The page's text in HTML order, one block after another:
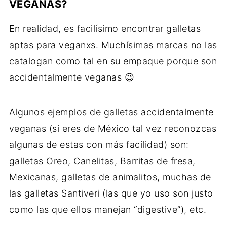
VEGANAS?
En realidad, es facilísimo encontrar galletas
aptas para veganxs. Muchísimas marcas no las
catalogan como tal en su empaque porque son
accidentalmente veganas 😉
Algunos ejemplos de galletas accidentalmente
veganas (si eres de México tal vez reconozcas
algunas de estas con más facilidad) son:
galletas Oreo, Canelitas, Barritas de fresa,
Mexicanas, galletas de animalitos, muchas de
las galletas Santiveri (las que yo uso son justo
como las que ellos manejan “digestive”), etc.